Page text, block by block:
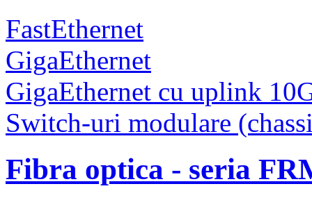
FastEthernet
GigaEthernet
GigaEthernet cu uplink
Switch-uri modulare
Fibra optica - seria